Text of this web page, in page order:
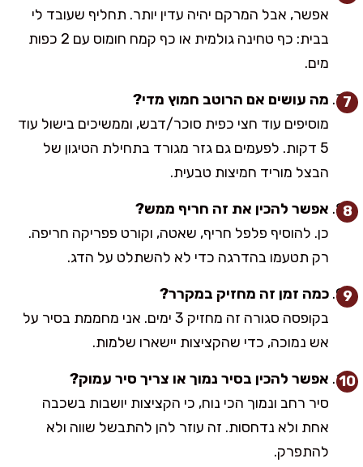
אפשר, אבל המרקם יהיה עדין יותר. תחליף שעובד לי
בבית: כף טחינה גולמית או כף קמח חומוס עם 2 כפות
מים.
מה עושים אם הרוטב חמוץ מדי?
מוסיפים עוד חצי כפית סוכר/דבש, וממשיכים בישול עוד
5 דקות. לפעמים גם גזר מגורד בתחילת הטיגון של
הבצל מוריד חמיצות טבעית.
אפשר להכין את זה חריף ממש?
כן. להוסיף פלפל חריף, שאטה, וקורט פפריקה חריפה.
רק תטעמו בהדרגה כדי לא להשתלט על הדג.
כמה זמן זה מחזיק במקרר?
בקופסה סגורה זה מחזיק 3 ימים. אני מחממת בסיר על
אש נמוכה, כדי שהקציצות יישארו שלמות.
אפשר להכין בסיר נמוך או צריך סיר עמוק?
סיר רחב ונמוך הכי נוח, כי הקציצות יושבות בשכבה
אחת ולא נדחסות. זה עוזר להן להתבשל שווה ולא
להתפרק.